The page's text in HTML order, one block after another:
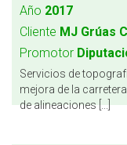
Año 2017
Cliente MJ Grúas
Promotor
Servicios de
mejora de la
de alineaciones [...]